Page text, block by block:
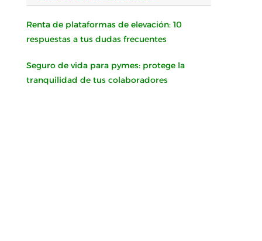
Renta de plataformas de elevación: 10
respuestas a tus dudas frecuentes
Seguro de vida para pymes: protege la
tranquilidad de tus colaboradores